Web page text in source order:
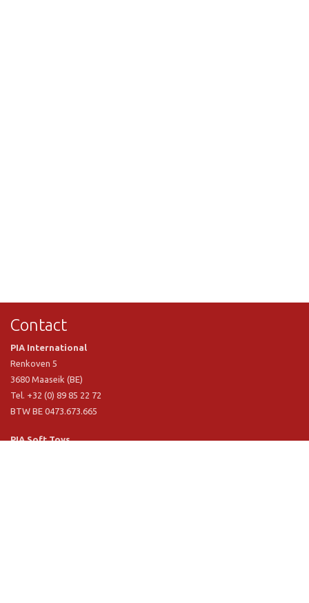
Contact
PIA International
Renkoven 5
3680 Maaseik (BE)
Tel. +32 (0) 89 85 22 72
BTW BE 0473.673.665
PIA Soft Toys